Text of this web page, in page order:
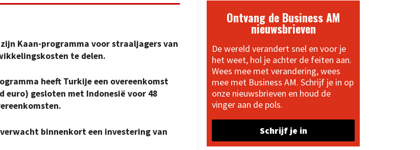
Kaan-programma voor straaljagers van
te delen.
heeft Turkije een overeenkomst
gesloten met Indonesië voor 48
binnenkort een investering van
Ontvang de Business AM
nieuwsbrieven
De wereld verandert snel en voor je
het weet, hol je achter de feiten aan.
Wees mee met verandering, wees
mee met Business AM. Schrijf je in op
onze nieuwsbrieven en houd de
vinger aan de pols.
Schrijf je in